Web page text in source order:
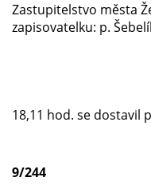
Zastupitelstvo města
zapisovatelku: p.
18,11 hod. se dostavil
9/244